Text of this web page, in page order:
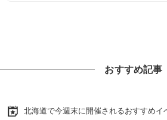
おすすめ記事
北海道で今週末に開催されるおすすめイ